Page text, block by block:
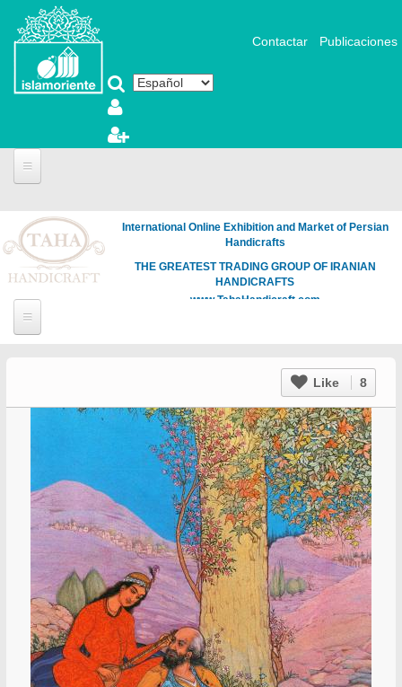
Pasar al contenido principal
Contactar Publicaciones
International Online Exhibition and Market of Persian
Handicrafts
THE GREATEST TRADING GROUP OF IRANIAN
HANDICRAFTS
www.TahaHandicraft.com
Like 8